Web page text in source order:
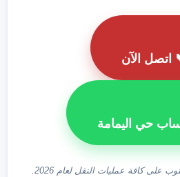
اتصل الآن
حي اليمامة
على كافة عمليات النقل لعام 2026.